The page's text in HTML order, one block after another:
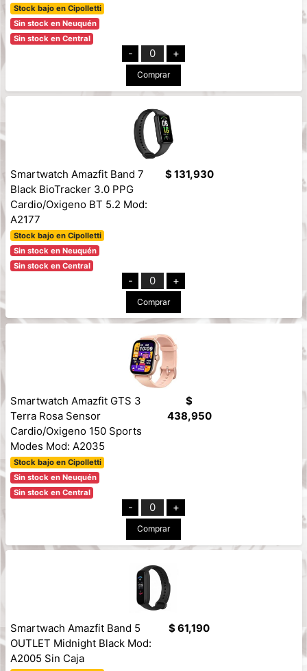
Stock bajo en Cipolletti
Sin stock en Neuquén
Sin stock en Central
- 0 +
Comprar
Smartwatch Amazfit Band 7
Black BioTracker 3.0 PPG
Cardio/Oxigeno BT 5.2 Mod:
A2177
Stock bajo en Cipolletti
Sin stock en Neuquén
Sin stock en Central
$ 131,930
- 0 +
Comprar
Smartwatch Amazfit GTS 3
Terra Rosa Sensor
Cardio/Oxigeno 150 Sports
Modes Mod: A2035
Stock bajo en Cipolletti
Sin stock en Neuquén
Sin stock en Central
$
438,950
- 0 +
Comprar
Smartwach Amazfit Band 5
OUTLET Midnight Black Mod:
A2005 Sin Caja
$ 61,190